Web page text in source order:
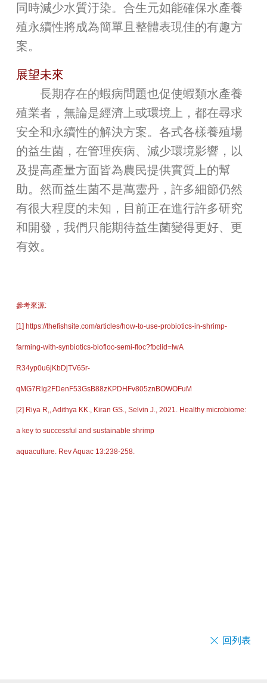
同時減少水質汙染。合生元如能確保水產養
殖永續性將成為簡單且整體表現佳的有趣方
案。
展望未來
長期存在的蝦病問題也促使蝦類水產養
殖業者，無論是經濟上或環境上，都在尋求
安全和永續性的解決方案。各式各樣養殖場
的益生菌，在管理疾病、減少環境影響，以
及提高產量方面皆為農民提供實質上的幫
助。然而益生菌不是萬靈丹，許多細節仍然
有很大程度的未知，目前正在進行許多研究
和開發，我們只能期待益生菌變得更好、更
有效。
參考來源:
[1] https://thefishsite.com/articles/how-to-use-probiotics-in-shrimp-
farming-with-synbiotics-biofloc-semi-floc?fbclid=IwA
R34yp0u6jKbDjTV65r-
qMG7RIg2FDenF53GsB88zKPDHFv805znBOWOFuM
[2] Riya R,, Adithya KK., Kiran GS., Selvin J., 2021. Healthy microbiome:
a key to successful and sustainable shrimp
aquaculture. Rev Aquac 13:238-258.
回列表